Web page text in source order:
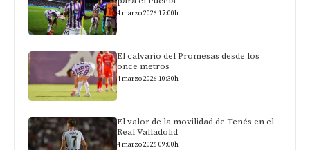
4 marzo 2026 17:00h
El calvario del Promesas desde los
once metros
4 marzo 2026 10:30h
El valor de la movilidad de Tenés en el
Real Valladolid
4 marzo 2026 09:00h